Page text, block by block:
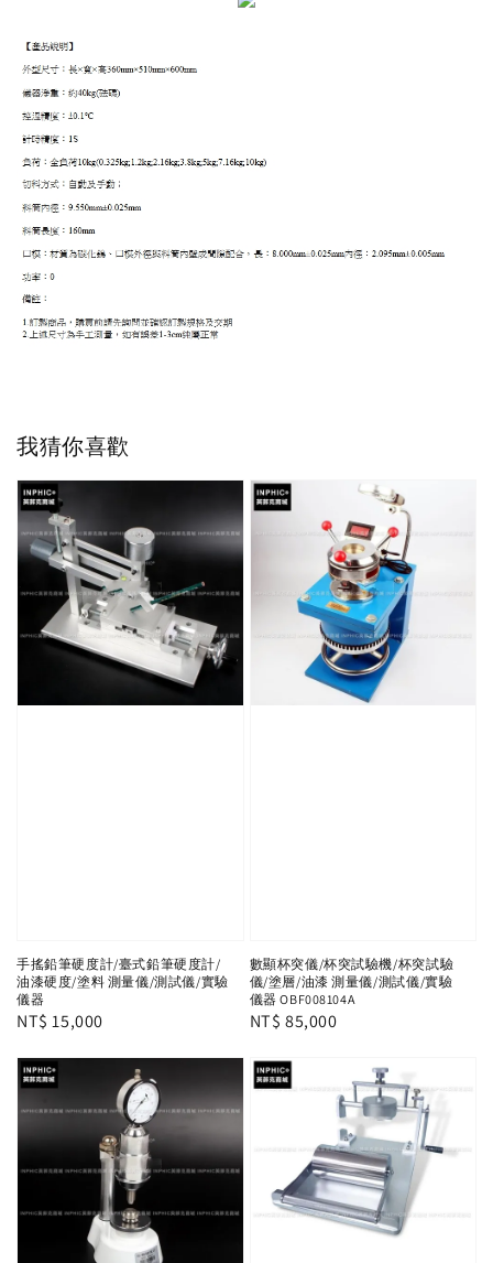
我猜你喜歡
手搖鉛筆硬度計/臺式鉛筆硬度計/
油漆硬度/塗料 測量儀/測試儀/實驗
儀器
Regular
NT$ 15,000
數顯杯突儀/杯突試驗機/杯突試驗
儀/塗層/油漆 測量儀/測試儀/實驗
儀器 OBF008104A
Regular
NT$ 85,000